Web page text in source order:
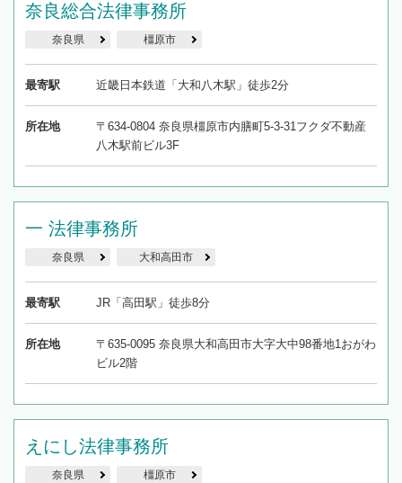
奈良総合法律事務所
奈良県 橿原市
最寄駅 近畿日本鉄道「大和八木駅」徒歩2分
所在地
〒634-0804 奈良県橿原市内膳町5-3-31フクダ不動産
八木駅前ビル3F
一 法律事務所
奈良県 大和高田市
最寄駅 JR「高田駅」徒歩8分
所在地
〒635-0095 奈良県大和高田市大字大中98番地1おがわ
ビル2階
えにし法律事務所
奈良県 橿原市